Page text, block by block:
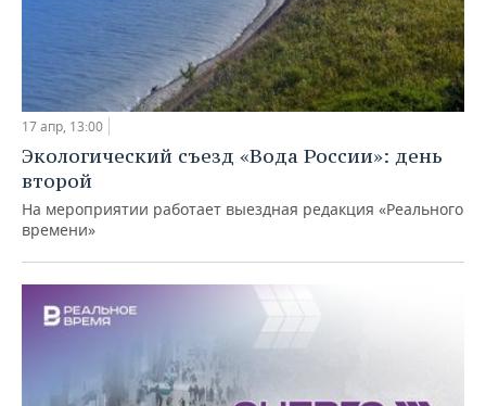
17 апр, 13:00
Экологический съезд «Вода России»: день
второй
На мероприятии работает выездная редакция «Реального
времени»